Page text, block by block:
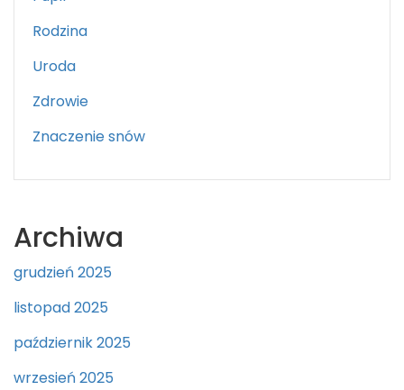
Rodzina
Uroda
Zdrowie
Znaczenie snów
Archiwa
grudzień 2025
listopad 2025
październik 2025
wrzesień 2025